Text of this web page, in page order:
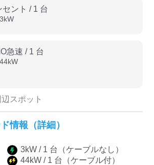
表示
ェンジ
を表示
日産ディーラーを表示
ント / 1 台
3kW
急速 / 1 台
44kW
辺スポット
情報（詳細）
3kW / 1 台
（ケーブルなし）
44kW / 1 台 （ケーブル付）